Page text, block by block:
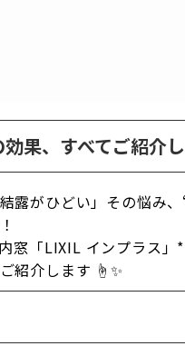
果、すべてご紹介
露がひどい」その悩み
窓「LIXIL インプラス」
紹介します ☝️✨